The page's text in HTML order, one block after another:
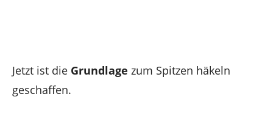
Jetzt ist die Grundlage zum Spitzen häkeln
geschaffen.